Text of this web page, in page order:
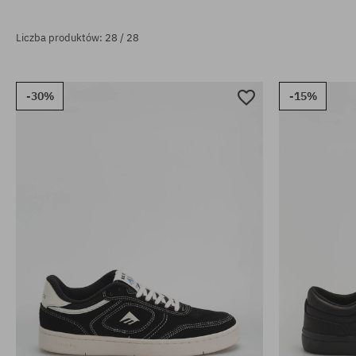
Liczba produktów: 28 / 28
-30% -15%